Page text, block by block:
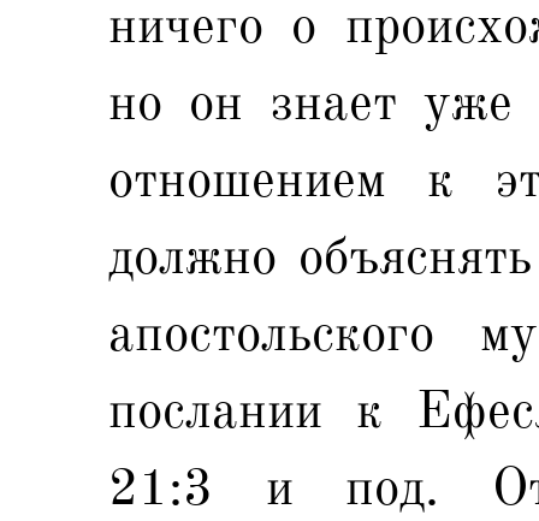
ничего о
но он знает
отношением к
должно
апостольского
послании к
21:3 и под. От